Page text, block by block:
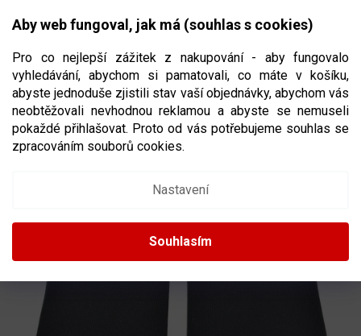
Aby web fungoval, jak má (souhlas s cookies)
Pro co nejlepší zážitek z nakupování - aby fungovalo
vyhledávání, abychom si pamatovali, co máte v košíku,
abyste jednoduše zjistili stav vaší objednávky, abychom vás
neobtěžovali nevhodnou reklamou a abyste se nemuseli
pokaždé přihlašovat. Proto od vás potřebujeme souhlas se
zpracováním souborů cookies.
Nastavení
Souhlasím
CZK
NÁKUPNÍ
NÁVLEKY NA HOLENĚ WINNWELL BLACK
89811/89362